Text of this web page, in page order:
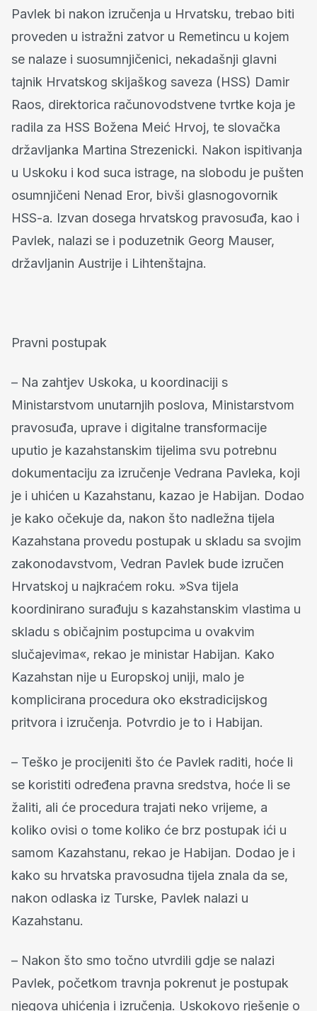
Pavlek bi nakon izručenja u Hrvatsku, trebao biti
proveden u istražni zatvor u Remetincu u kojem
se nalaze i suosumnjičenici, nekadašnji glavni
tajnik Hrvatskog skijaškog saveza (HSS) Damir
Raos, direktorica računovodstvene tvrtke koja je
radila za HSS Božena Meić Hrvoj, te slovačka
državljanka Martina Strezenicki. Nakon ispitivanja
u Uskoku i kod suca istrage, na slobodu je pušten
osumnjičeni Nenad Eror, bivši glasnogovornik
HSS-a. Izvan dosega hrvatskog pravosuđa, kao i
Pavlek, nalazi se i poduzetnik Georg Mauser,
državljanin Austrije i Lihtenštajna.
Pravni postupak
– Na zahtjev Uskoka, u koordinaciji s
Ministarstvom unutarnjih poslova, Ministarstvom
pravosuđa, uprave i digitalne transformacije
uputio je kazahstanskim tijelima svu potrebnu
dokumentaciju za izručenje Vedrana Pavleka, koji
je i uhićen u Kazahstanu, kazao je Habijan. Dodao
je kako očekuje da, nakon što nadležna tijela
Kazahstana provedu postupak u skladu sa svojim
zakonodavstvom, Vedran Pavlek bude izručen
Hrvatskoj u najkraćem roku. »Sva tijela
koordinirano surađuju s kazahstanskim vlastima u
skladu s običajnim postupcima u ovakvim
slučajevima«, rekao je ministar Habijan. Kako
Kazahstan nije u Europskoj uniji, malo je
komplicirana procedura oko ekstradicijskog
pritvora i izručenja. Potvrdio je to i Habijan.
– Teško je procijeniti što će Pavlek raditi, hoće li
se koristiti određena pravna sredstva, hoće li se
žaliti, ali će procedura trajati neko vrijeme, a
koliko ovisi o tome koliko će brz postupak ići u
samom Kazahstanu, rekao je Habijan. Dodao je i
kako su hrvatska pravosudna tijela znala da se,
nakon odlaska iz Turske, Pavlek nalazi u
Kazahstanu.
– Nakon što smo točno utvrdili gdje se nalazi
Pavlek, početkom travnja pokrenut je postupak
njegova uhićenja i izručenja. Uskokovo rješenje o